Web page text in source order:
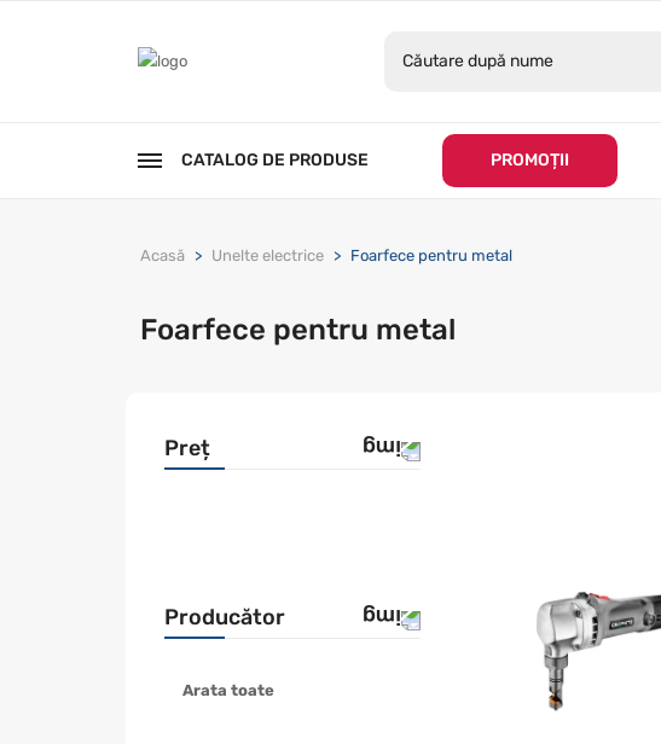
CATALOG DE PRODUSE PROMOȚII
Acasă Unelte electrice Foarfece pentru metal
Foarfece pentru metal
Preț
Producător
GRAPHITE
Arata toate